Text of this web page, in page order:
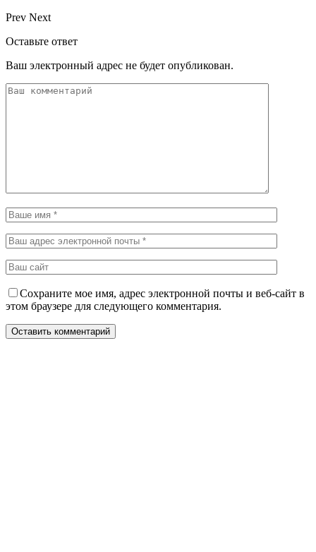
Prev Next
Оставьте ответ
Ваш электронный адрес не будет опубликован.
Сохраните мое имя, адрес электронной почты и веб-сайт в
этом браузере для следующего комментария.